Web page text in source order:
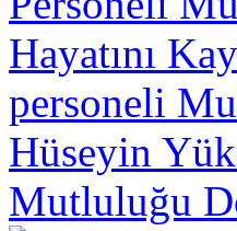
personeli
Hüseyin
Mutluluğu